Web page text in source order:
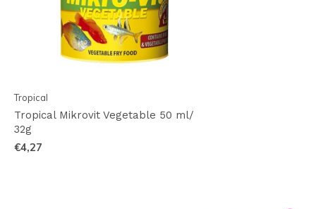
Tropical
Tropical Mikrovit Vegetable 50 ml/
32g
€4,27